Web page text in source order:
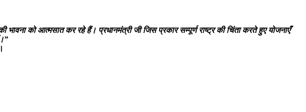
भावना को आत्मसात कर रहे हैं। प्रधानमंत्री जी जिस प्रकार सम्पूर्ण राष्ट्र की चिंता करते हुए योजनाएँ